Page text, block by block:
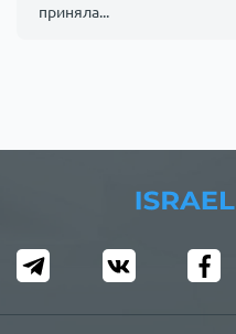
приняла...